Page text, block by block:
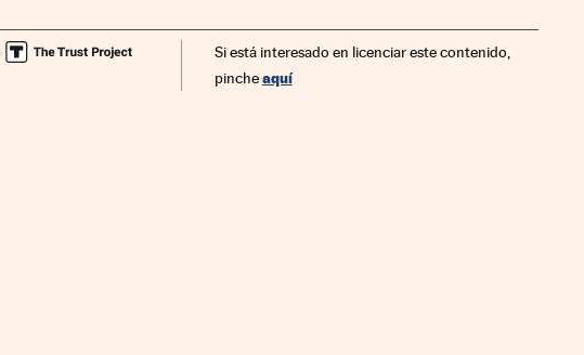
Si está interesado en licenciar este contenido,
pincheaquí